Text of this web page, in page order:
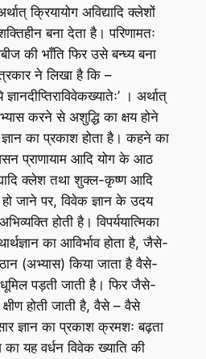
क्रियायोग अविद्यादि क्लेशों
बना देता है। परिणामतः
की भाँति फिर उसे बन्ध्य बना
ने लिखा है कि –
ज्ञानदीप्तिराविवेकख्यातेः’ । अर्थात्
करने से अशुद्धि का क्षय होने
ज्ञान का प्रकाश होता है। कहने का
प्राणायाम आदि योग के आठ
क्लेश तथा शुक्ल-कृष्ण आदि
जाने पर, विवेक ज्ञान के उदय
होती है। विपर्ययात्मिका
का आविर्भाव होता है, जैसे-
(अभ्यास) किया जाता है वैसे-
धूमिल पड़ती जाती है। फिर जैसे-
होती जाती है, वैसे – वैसे
ज्ञान का प्रकाश क्रमशः बढ़ता
यह वर्धन विवेक ख्याति की